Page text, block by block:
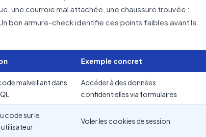
une courroie mal attachée, une chaussure trouvée :
bon armure-check identifie ces points faibles avant la
Exemple concret
malveillant dans
Accéder à des données
confidentielles via formulaires
code sur le
Voler les cookies de session